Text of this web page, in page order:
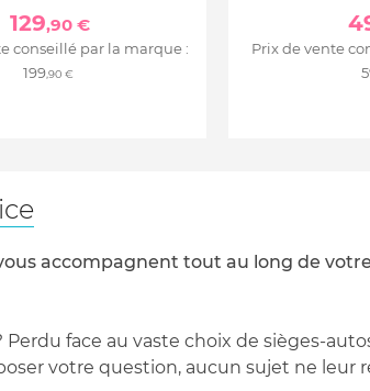
129,90 €
conseillé par la marque :
199,90 €
Prix de vente
accompagnent tout au long de
face au vaste choix de sièges-
votre question, aucun sujet ne leur